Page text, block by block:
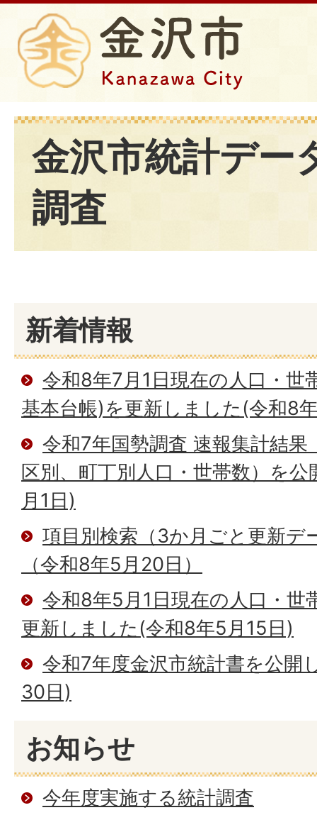
金沢市統計デー
調査
新着情報
令和8年7月1日現在の人口・世
基本台帳)を更新しました(令和8
令和7年国勢調査 速報集計結果
区別、町丁別人口・世帯数）を
月1日)
項目別検索（3か月ごと更新デ
（令和8年5月20日）
令和8年5月1日現在の人口・世
更新しました(令和8年5月15日)
令和7年度金沢市統計書を公開
30日)
お知らせ
今年度実施する統計調査